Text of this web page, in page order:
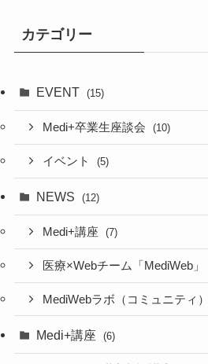
カテゴリー
EVENT (15)
Medi+卒業生座談会 (10)
イベント (5)
NEWS (12)
Medi+講座 (7)
医療×Webチーム「MediWeb」
MediWebラボ（コミュニティ）
Medi+講座 (6)